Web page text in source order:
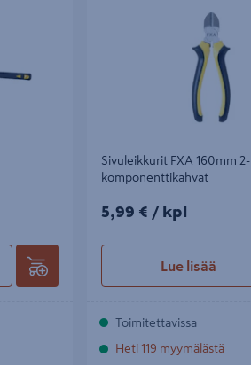
Sivuleikkurit FXA 160mm 2-
komponenttikahvat
5,99€/kpl
5,99 € / kpl
Lue lisää
Toimitettavissa
Heti 119 myymälästä